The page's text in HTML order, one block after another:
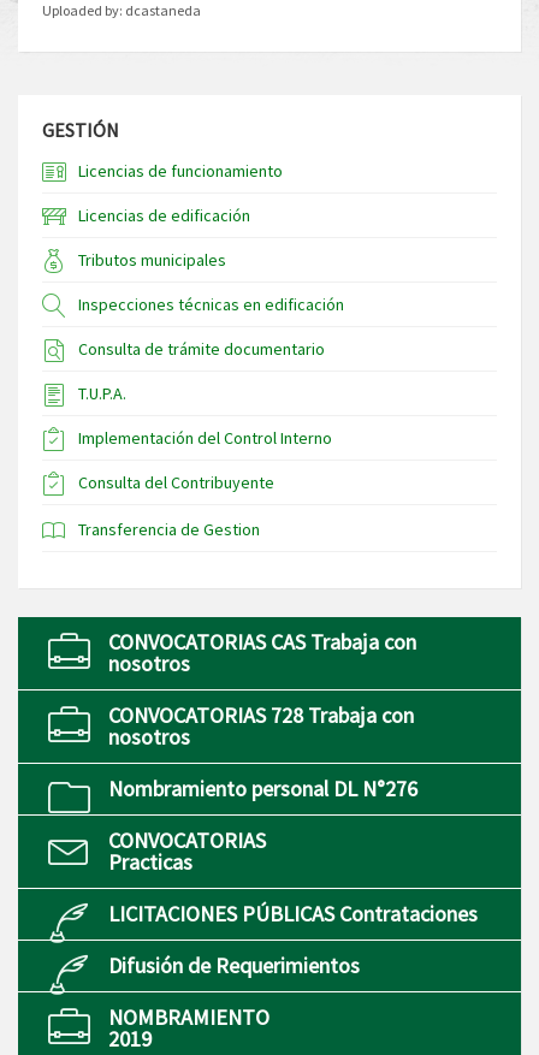
Uploaded by: dcastaneda
GESTIÓN
Licencias de funcionamiento
Licencias de edificación
Tributos municipales
Inspecciones técnicas en edificación
Consulta de trámite documentario
T.U.P.A.
Implementación del Control Interno
Consulta del Contribuyente
Transferencia de Gestion
CONVOCATORIAS CAS Trabaja con
nosotros
CONVOCATORIAS 728 Trabaja con
nosotros
Nombramiento personal DL N°276
CONVOCATORIAS
Practicas
LICITACIONES PÚBLICAS Contrataciones
Difusión de Requerimientos
NOMBRAMIENTO
2019